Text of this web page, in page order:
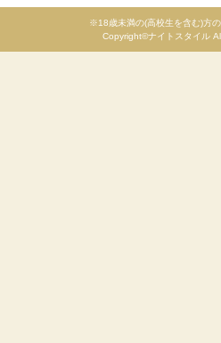
※18歳未満の(高校生を含む)方
Copyright©ナイトスタイル